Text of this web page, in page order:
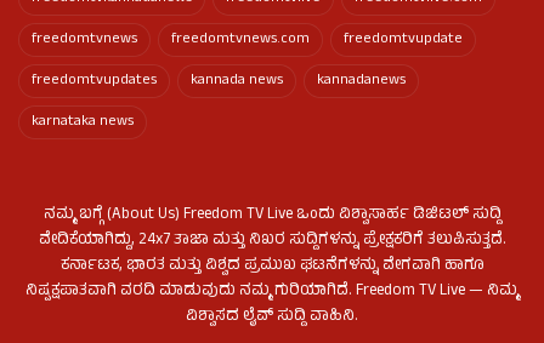
freedomtvnews
freedomtvnews.com
freedomtvupdate
freedomtvupdates
kannada news
kannadanews
karnataka news
ನಮ್ಮ ಬಗ್ಗೆ (About Us) Freedom TV Live ಒಂದು ವಿಶ್ವಾಸಾರ್ಹ ಡಿಜಿಟಲ್ ಸುದ್ದಿ
ವೇದಿಕೆಯಾಗಿದ್ದು, 24x7 ತಾಜಾ ಮತ್ತು ನಿಖರ ಸುದ್ದಿಗಳನ್ನು ಪ್ರೇಕ್ಷಕರಿಗೆ ತಲುಪಿಸುತ್ತದೆ.
ಕರ್ನಾಟಕ, ಭಾರತ ಮತ್ತು ವಿಶ್ವದ ಪ್ರಮುಖ ಘಟನೆಗಳನ್ನು ವೇಗವಾಗಿ ಹಾಗೂ
ನಿಷ್ಪಕ್ಷಪಾತವಾಗಿ ವರದಿ ಮಾಡುವುದು ನಮ್ಮ ಗುರಿಯಾಗಿದೆ. Freedom TV Live — ನಿಮ್ಮ
ವಿಶ್ವಾಸದ ಲೈವ್ ಸುದ್ದಿ ವಾಹಿನಿ.